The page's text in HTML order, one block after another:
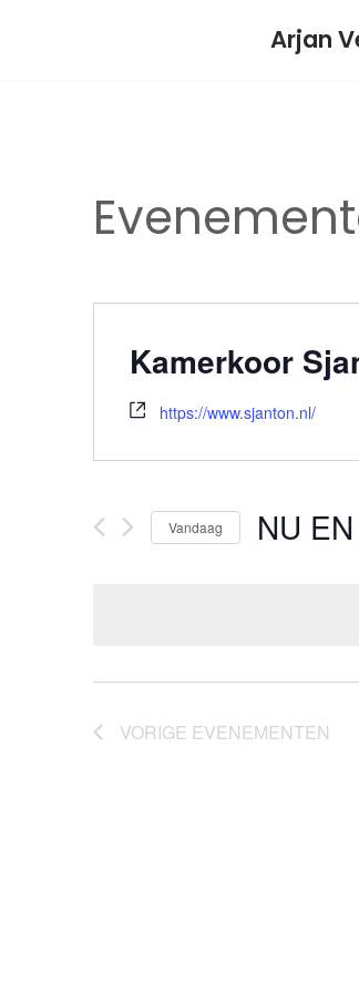
Arjan
Kamerkoor
https://www.sjanton.nl/
Vandaag NU
VORIGE EVENEMENTEN